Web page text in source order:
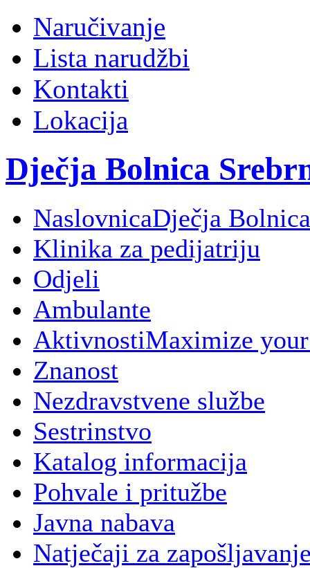
Naručivanje
Lista narudžbi
Kontakti
Lokacija
Dječja Bolnica
NaslovnicaDječja
Klinika za pedijatriju
Odjeli
Ambulante
AktivnostiMaximize
Znanost
Nezdravstvene službe
Sestrinstvo
Katalog informacija
Pohvale i pritužbe
Javna nabava
Natječaji za